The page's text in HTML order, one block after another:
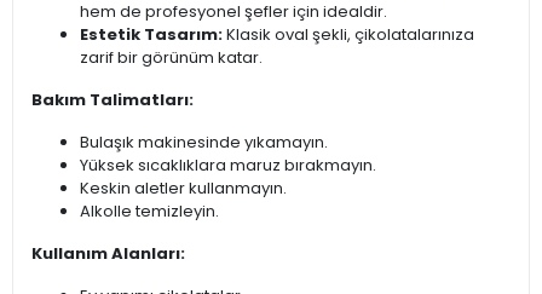
hem de profesyonel şefler için idealdir.
Estetik Tasarım:Klasik oval şekli, çikolatalarınıza
zarif bir görünüm katar.
Bakım Talimatları:
Bulaşık makinesinde yıkamayın.
Yüksek sıcaklıklara maruz bırakmayın.
Keskin aletler kullanmayın.
Alkolle temizleyin.
Kullanım Alanları: